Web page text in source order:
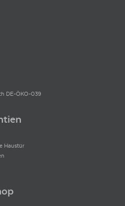
DE-ÖKO-039
Haustür